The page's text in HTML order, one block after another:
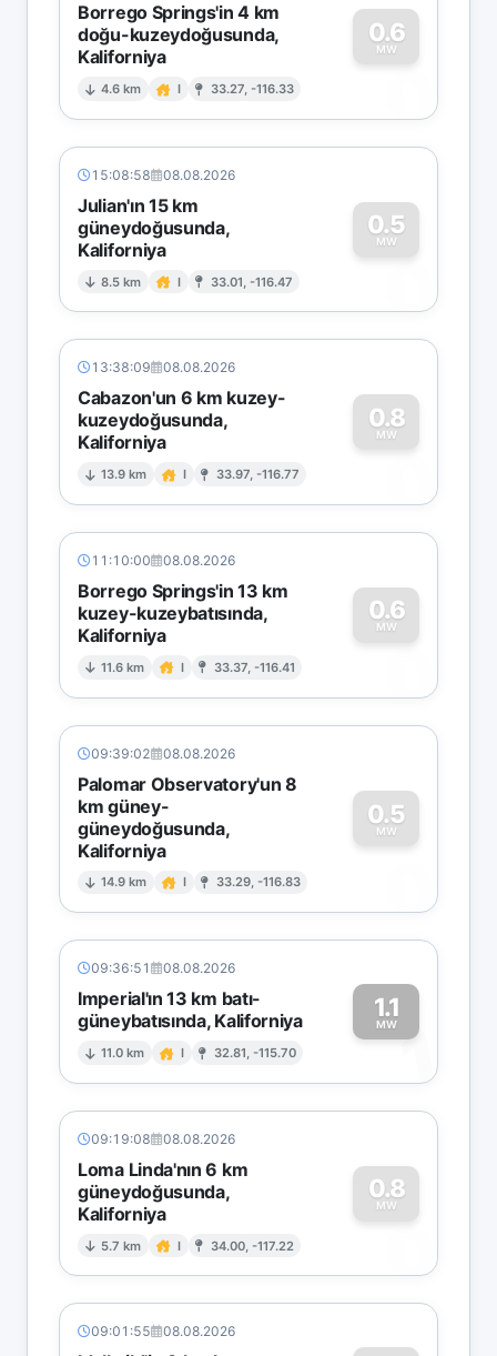
Borrego Springs'in 4 km
doğu-kuzeydoğusunda,
Kaliforniya
4.6 km I 33.27, -116.33
0.6
MW
0
15:08:58 08.08.2026
Julian'ın 15 km
güneydoğusunda,
Kaliforniya
8.5 km I 33.01, -116.47
0.5
MW
0
13:38:09 08.08.2026
Cabazon'un 6 km kuzey-
kuzeydoğusunda,
Kaliforniya
13.9 km I 33.97, -116.77
0.8
MW
0
11:10:00 08.08.2026
Borrego Springs'in 13 km
kuzey-kuzeybatısında,
Kaliforniya
11.6 km I 33.37, -116.41
0.6
MW
0
09:39:02 08.08.2026
Palomar Observatory'un 8
km güney-
güneydoğusunda,
Kaliforniya
14.9 km I 33.29, -116.83
0.5
MW
0
09:36:51 08.08.2026
Imperial'ın 13 km batı-
güneybatısında, Kaliforniya
11.0 km I 32.81, -115.70
1.1
MW1
09:19:08 08.08.2026
Loma Linda'nın 6 km
güneydoğusunda,
Kaliforniya
5.7 km I 34.00, -117.22
0.8
MW
0
09:01:55 08.08.2026